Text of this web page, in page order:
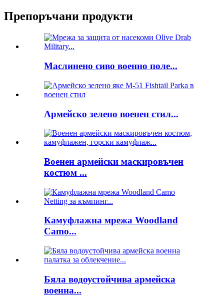
Препоръчани продукти
Маслинено сиво военно поле...
Армейско зелено военен стил...
Военен армейски маскировъчен
костюм ...
Камуфлажна мрежа Woodland
Camo...
Бяла водоустойчива армейска
военна...